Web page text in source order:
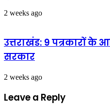
2 weeks ago
उत्तराखंड: 9 पत्रकारों के
सरकार
2 weeks ago
Leave a Reply